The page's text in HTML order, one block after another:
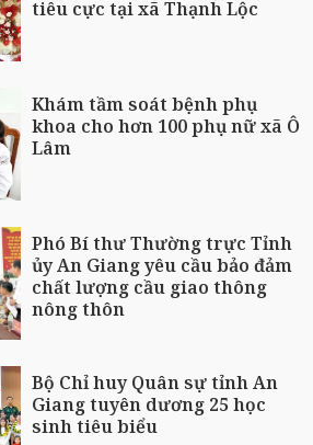
tiêu cực tại xã Thạnh Lộc
Khám tầm soát bệnh phụ
khoa cho hơn 100 phụ nữ xã Ô
Lâm
Phó Bí thư Thường trực Tỉnh
ủy An Giang yêu cầu bảo đảm
chất lượng cầu giao thông
nông thôn
Bộ Chỉ huy Quân sự tỉnh An
Giang tuyên dương 25 học
sinh tiêu biểu